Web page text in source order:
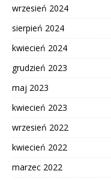
wrzesień 2024
sierpień 2024
kwiecień 2024
grudzień 2023
maj 2023
kwiecień 2023
wrzesień 2022
kwiecień 2022
marzec 2022